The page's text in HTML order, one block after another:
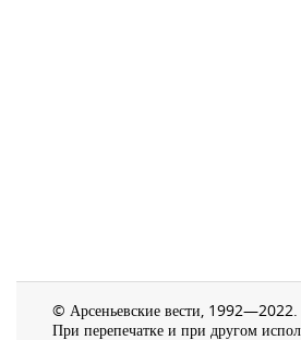
© Арсеньевские вести,
При перепечатке и при другом